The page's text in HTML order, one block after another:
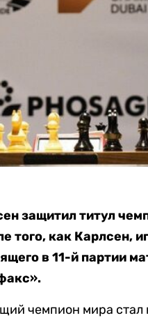
защитил титул
того, как Карлсен,
в 11-й партии
чемпион мира стал